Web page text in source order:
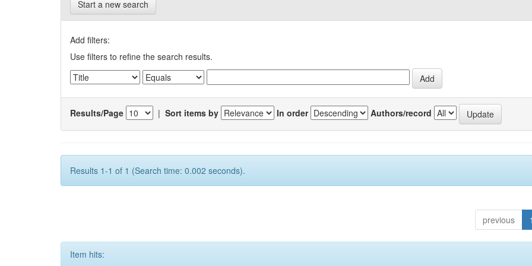
Start a new search
Add filters:
Use filters to refine the search results.
Results/Page | Sort items by In order Authors/record
Results 1-1 of 1 (Search time: 0.002 seconds).
previous 1
Item hits: